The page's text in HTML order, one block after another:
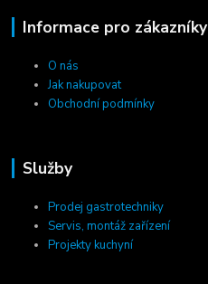
Informace pro zákazníky
O nás
Jak nakupovat
Obchodní podmínky
Služby
Prodej gastrotechniky
Servis, montáž zařízení
Projekty kuchyní